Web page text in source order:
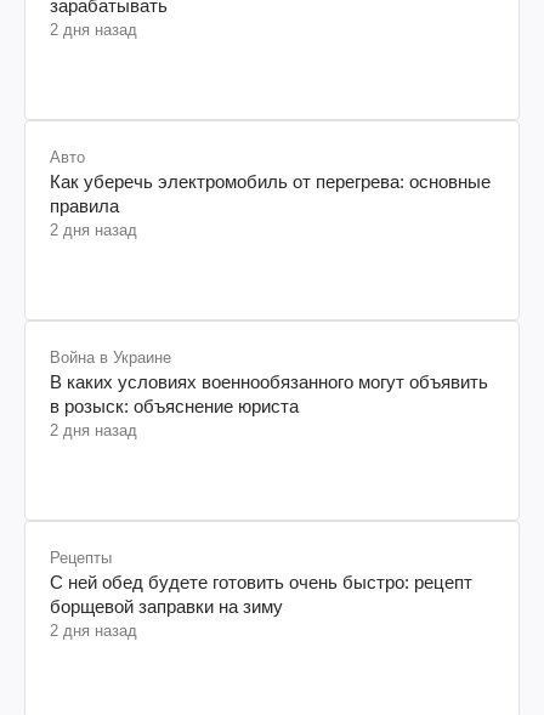
зарабатывать
2 дня назад
Авто
Как уберечь электромобиль от перегрева: основные
правила
2 дня назад
Война в Украине
В каких условиях военнообязанного могут объявить
в розыск: объяснение юриста
2 дня назад
Рецепты
С ней обед будете готовить очень быстро: рецепт
борщевой заправки на зиму
2 дня назад